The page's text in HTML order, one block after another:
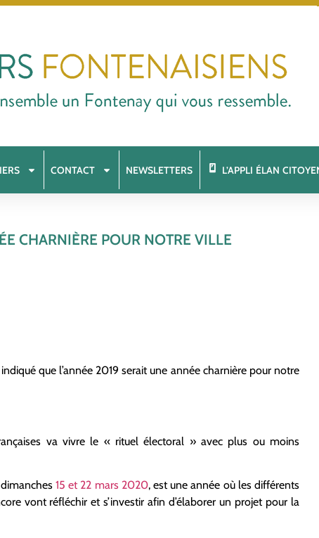
CONTACT NEWSLETTERS L’APPLI ÉLAN
CHARNIÈRE POUR NOTRE VILLE
que l’année 2019 serait une année charnièrepour notre
va vivre le « rituel électoral » avec plus ou moins
15 et 22 mars 2020, est une année où les différents
vont réfléchir et s’investir afin d’élaborer un projet pour la